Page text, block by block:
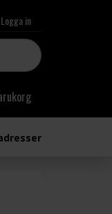
Logga in